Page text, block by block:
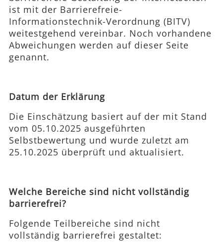
ist mit der Barrierefreie-
Informationstechnik-Verordnung (BITV)
weitestgehend vereinbar. Noch vorhandene
Abweichungen werden auf dieser Seite
genannt.
Datum der Erklärung
Die Einschätzung basiert auf der mit Stand
vom 05.10.2025 ausgeführten
Selbstbewertung und wurde zuletzt am
25.10.2025 überprüft und aktualisiert.
Welche Bereiche sind nicht vollständig
barrierefrei?
Folgende Teilbereiche sind nicht
vollständig barrierefrei gestaltet: